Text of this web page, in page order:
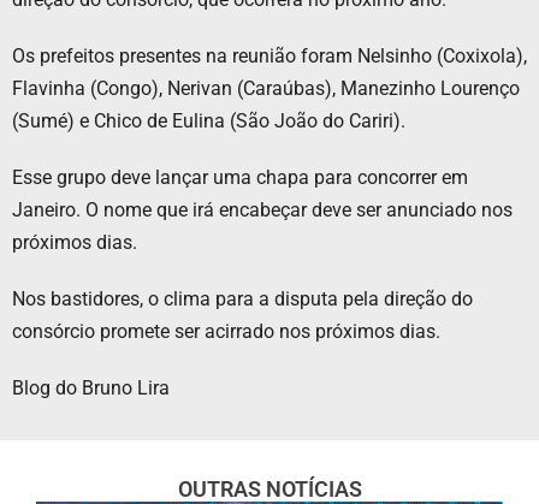
Os prefeitos presentes na reunião foram Nelsinho (Coxixola),
Flavinha (Congo), Nerivan (Caraúbas), Manezinho Lourenço
(Sumé) e Chico de Eulina (São João do Cariri).
Esse grupo deve lançar uma chapa para concorrer em
Janeiro. O nome que irá encabeçar deve ser anunciado nos
próximos dias.
Nos bastidores, o clima para a disputa pela direção do
consórcio promete ser acirrado nos próximos dias.
Blog do Bruno Lira
OUTRAS NOTÍCIAS